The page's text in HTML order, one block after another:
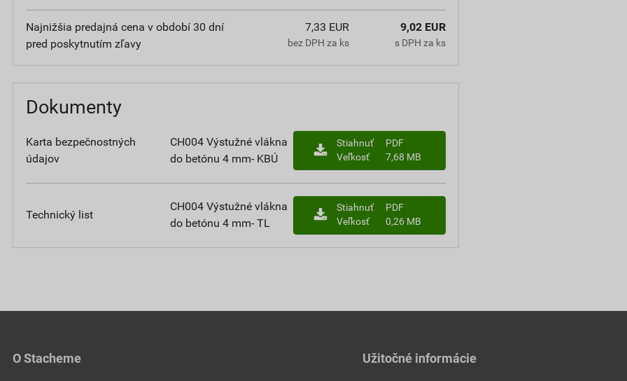
Najnižšia predajná cena v období 30 dní
pred poskytnutím zľavy
7,33 EUR
bez DPH za ks
9,02 EUR
s DPH za ks
Dokumenty
Karta bezpečnostných
údajov
CH004 Výstužné vlákna
do betónu 4 mm- KBÚ
Stiahnuť
PDF
Veľkosť
7,68 MB
Technický list
CH004 Výstužné vlákna
do betónu 4 mm- TL
Stiahnuť
PDF
Veľkosť
0,26 MB
O Stacheme Užitočné informácie